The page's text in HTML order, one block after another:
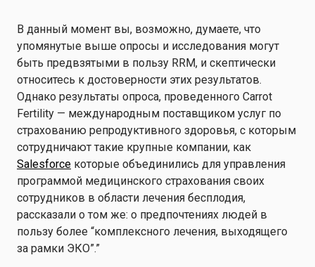
В данный момент вы, возможно, думаете, что
упомянутые выше опросы и исследования могут
быть предвзятыми в пользу RRM, и скептически
относитесь к достоверности этих результатов.
Однако результаты опроса, проведенного Carrot
Fertility — международным поставщиком услуг по
страхованию репродуктивного здоровья, с которым
сотрудничают такие крупные компании, как
Salesforce которые объединились для управления
программой медицинского страхования своих
сотрудников в области лечения бесплодия,
рассказали о том же: о предпочтениях людей в
пользу более “комплексного лечения, выходящего
за рамки ЭКО”.”